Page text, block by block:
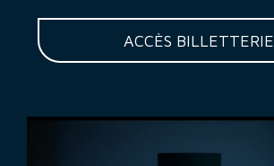
ACCÈS BILLETTERIE